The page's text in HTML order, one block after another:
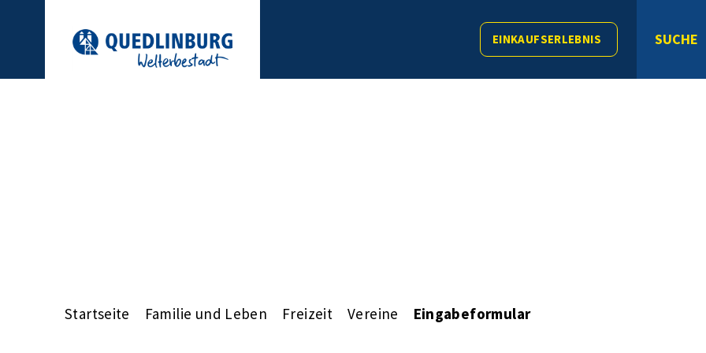
EINKAUFSERLEBNIS SUCHE
Startseite Familie und Leben Freizeit Vereine Eingabeformular